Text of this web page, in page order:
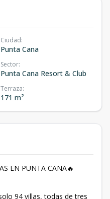
Ciudad:
Punta Cana
Sector:
Punta Cana Resort & Club
Terraza:
171 m²
EN PUNTA CANA🔥
94 villas, todas de tres